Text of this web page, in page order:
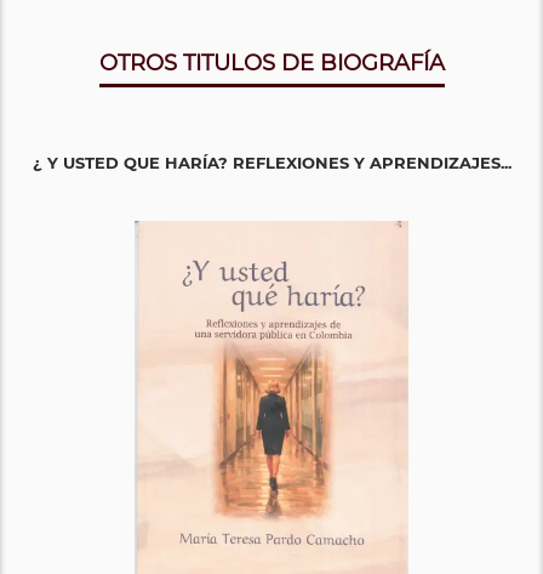
OTROS TITULOS DE BIOGRAFÍA
¿ Y USTED QUE HARÍA? REFLEXIONES Y APRENDIZAJES...